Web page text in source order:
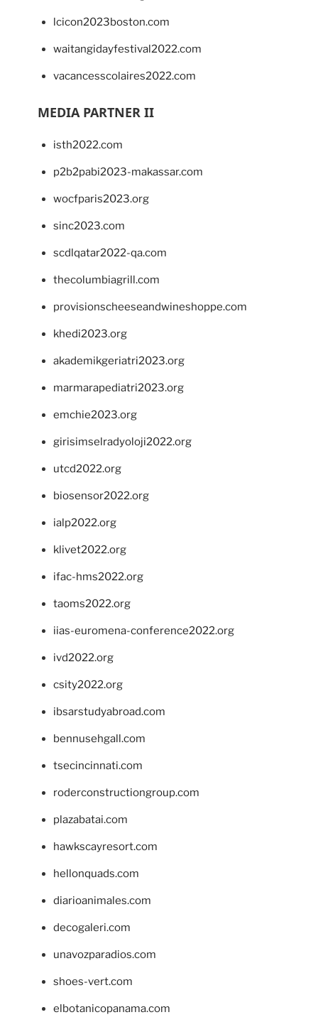
lcicon2023boston.com
waitangidayfestival2022.com
vacancesscolaires2022.com
MEDIA PARTNER II
isth2022.com
p2b2pabi2023-makassar.com
wocfparis2023.org
sinc2023.com
scdlqatar2022-qa.com
thecolumbiagrill.com
provisionscheeseandwineshoppe.com
khedi2023.org
akademikgeriatri2023.org
marmarapediatri2023.org
emchie2023.org
girisimselradyoloji2022.org
utcd2022.org
biosensor2022.org
ialp2022.org
klivet2022.org
ifac-hms2022.org
taoms2022.org
iias-euromena-conference2022.org
ivd2022.org
csity2022.org
ibsarstudyabroad.com
bennusehgall.com
tsecincinnati.com
roderconstructiongroup.com
plazabatai.com
hawkscayresort.com
hellonquads.com
diarioanimales.com
decogaleri.com
unavozparadios.com
shoes-vert.com
elbotanicopanama.com